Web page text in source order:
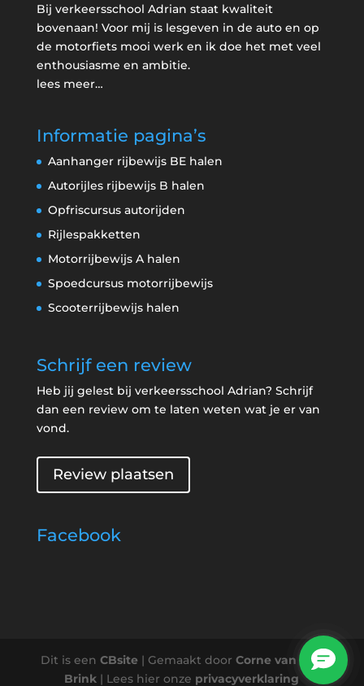
Bij verkeersschool Adrian staat kwaliteit
bovenaan! Voor mij is lesgeven in de auto en op
de motorfiets mooi werk en ik doe het met veel
enthousiasme en ambitie.
lees meer…
Informatie pagina’s
Aanhanger rijbewijs BE halen
Autorijles rijbewijs B halen
Opfriscursus autorijden
Rijlespakketten
Motorrijbewijs A halen
Spoedcursus motorrijbewijs
Scooterrijbewijs halen
Schrijf een review
Heb jij gelest bij verkeersschool Adrian? Schrijf
dan een review om te laten weten wat je er van
vond.
Review plaatsen
Facebook
Dit is een CBsite| Gemaakt door Corne van den
Brink | Lees hier onze privacyverklaring